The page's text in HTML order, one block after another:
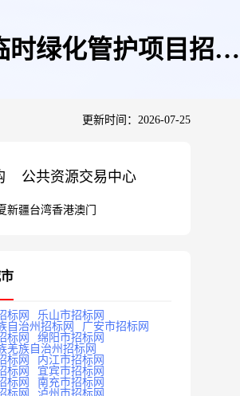
绿化管护项目招标
更新时间：2026-07-25
公共资源交易中心
新疆台湾香港澳门
标网
乐山市招标网
自治州招标网
广安市招标网
标网
绵阳市招标网
羌族自治州招标网
标网
内江市招标网
标网
宜宾市招标网
标网
南充市招标网
标网
泸州市招标网